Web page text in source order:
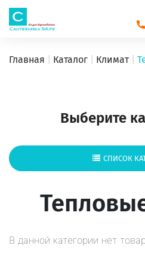
Главная Каталог Климат
Выберите
СПИСОК
В данной категории нет